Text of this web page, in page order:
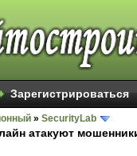
Зарегистрироваться
» SecurityLab
атакуют